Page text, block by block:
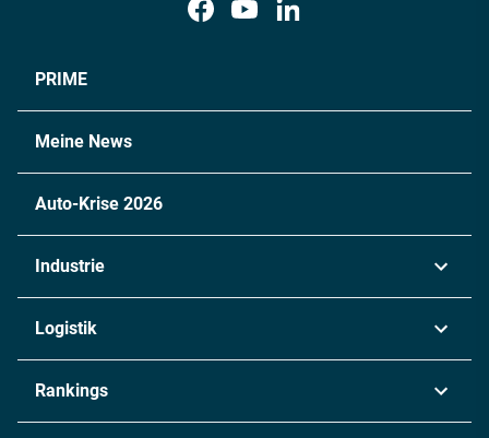
PRIME
Meine News
Auto-Krise 2026
Industrie
Chemie
Logistik
Rankings